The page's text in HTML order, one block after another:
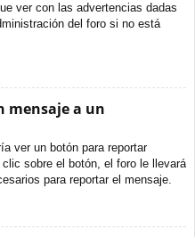
ver con las advertencias dadas
del foro si no está
mensaje a un
ver un botón para reportar
sobre el botón, el foro le llevará
para reportar el mensaje.